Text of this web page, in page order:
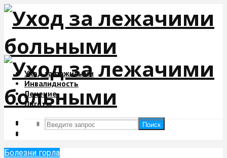
Уход за пожилыми
Инвалидность
Лечение
Льготы
Поиск
Поиск
Болезни горла